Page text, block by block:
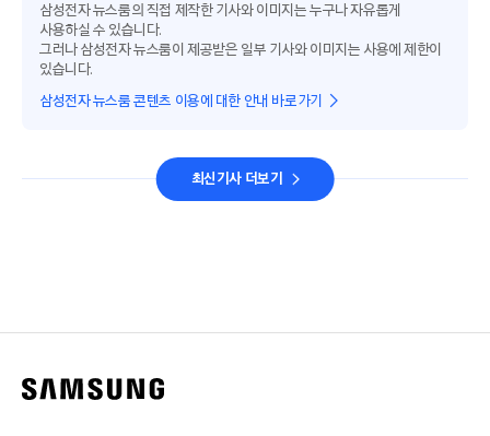
삼성전자 뉴스룸의 직접 제작한 기사와 이미지는 누구나 자유롭게
사용하실 수 있습니다.
그러나 삼성전자 뉴스룸이 제공받은 일부 기사와 이미지는 사용에 제한이
있습니다.
삼성전자 뉴스룸 콘텐츠 이용에 대한 안내 바로가기
최신기사 더보기